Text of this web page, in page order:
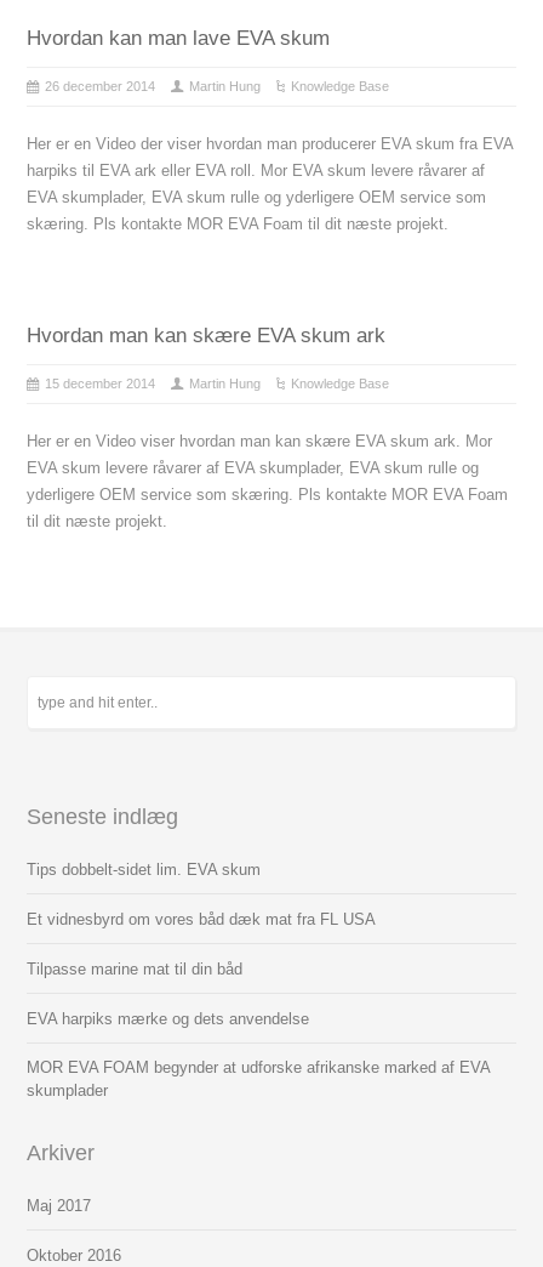
Hvordan kan man lave EVA skum
26 december 2014 Martin Hung Knowledge Base
Her er en Video der viser hvordan man producerer EVA skum fra EVA
harpiks til EVA ark eller EVA roll. Mor EVA skum levere råvarer af
EVA skumplader, EVA skum rulle og yderligere OEM service som
skæring. Pls kontakte MOR EVA Foam til dit næste projekt.
Hvordan man kan skære EVA skum ark
15 december 2014 Martin Hung Knowledge Base
Her er en Video viser hvordan man kan skære EVA skum ark. Mor
EVA skum levere råvarer af EVA skumplader, EVA skum rulle og
yderligere OEM service som skæring. Pls kontakte MOR EVA Foam
til dit næste projekt.
Seneste indlæg
Tips dobbelt-sidet lim. EVA skum
Et vidnesbyrd om vores båd dæk mat fra FL USA
Tilpasse marine mat til din båd
EVA harpiks mærke og dets anvendelse
MOR EVA FOAM begynder at udforske afrikanske marked af EVA
skumplader
Arkiver
Maj 2017
Oktober 2016